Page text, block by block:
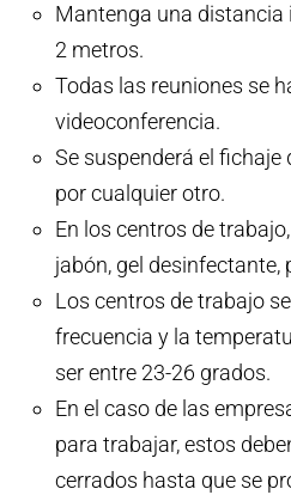
Mantenga una
2 metros.
Todas las reuniones se
videoconferencia.
Se suspenderá el
por cualquier otro.
En los centros de
jabón, gel desinfectante,
Los centros de trabajo
frecuencia y la
ser entre 23-26 grados.
En el caso de las
para trabajar, estos
cerrados hasta que se